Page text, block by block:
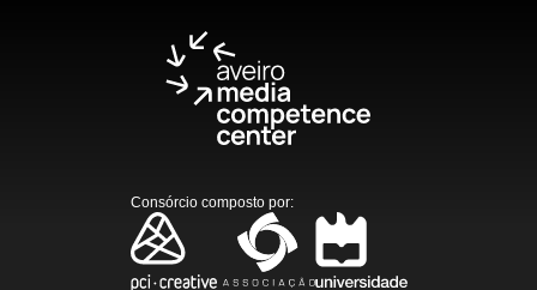
Consórcio composto por: